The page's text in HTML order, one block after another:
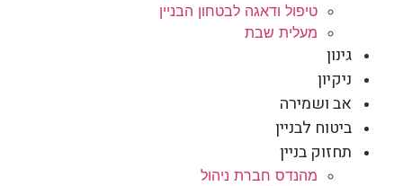
טיפול ודאגה לבטחון הבניין
מעלית שבת
גינון
ניקיון
אב ושמירה
ביטוח לבניין
תחזוק בניין
מהנדס חברת ניהול